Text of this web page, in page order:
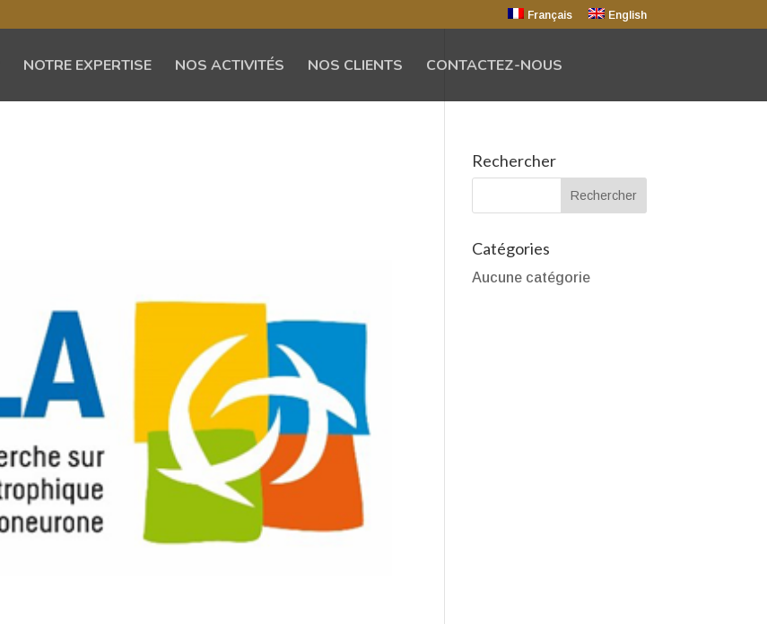
Français English
NOTRE EXPERTISE NOS ACTIVITÉS NOS CLIENTS CONTACTEZ-NOUS
Rechercher
Catégories
Aucune catégorie